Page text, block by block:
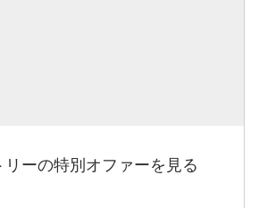
リーの特別オファーを見る